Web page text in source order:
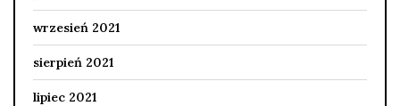
wrzesień 2021
sierpień 2021
lipiec 2021